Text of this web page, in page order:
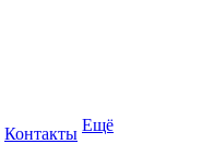
Контакты Ещё